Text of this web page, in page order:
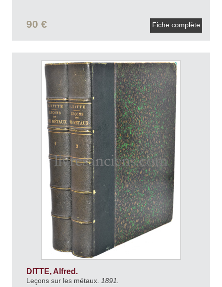
90 € Fiche complète
DITTE, Alfred.
Leçons sur les métaux. 1891.